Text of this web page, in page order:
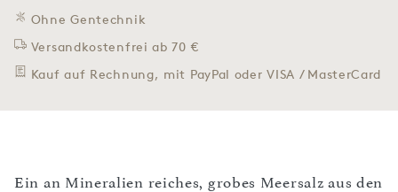
Ohne Gentechnik
Versandkostenfrei ab 70 €
Kauf auf Rechnung, mit PayPal oder VISA / MasterCard
Ein an Mineralien reiches, grobes Meersalz aus den